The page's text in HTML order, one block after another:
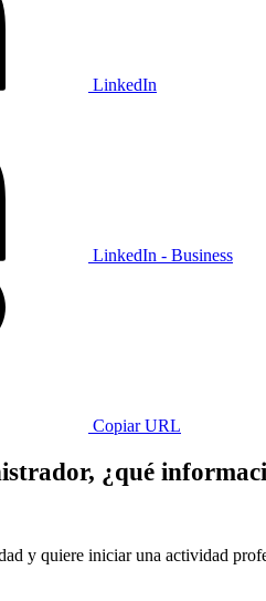
LinkedIn
LinkedIn - Business
Copiar URL
¿qué
y quiere iniciar una actividad